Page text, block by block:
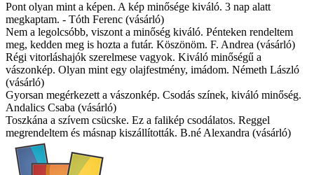
Pont olyan mint a képen. A kép minősége kiváló. 3 nap alatt
megkaptam. - Tóth Ferenc (vásárló)
Nem a legolcsóbb, viszont a minőség kiváló. Pénteken rendeltem
meg, kedden meg is hozta a futár. Köszönöm. F. Andrea (vásárló)
Régi vitorláshajók szerelmese vagyok. Kiváló minőségű a
vászonkép. Olyan mint egy olajfestmény, imádom. Németh László
(vásárló)
Gyorsan megérkezett a vászonkép. Csodás színek, kiváló minőség.
Andalics Csaba (vásárló)
Toszkána a szívem csücske. Ez a falikép csodálatos. Reggel
megrendeltem és másnap kiszállították. B.né Alexandra (vásárló)